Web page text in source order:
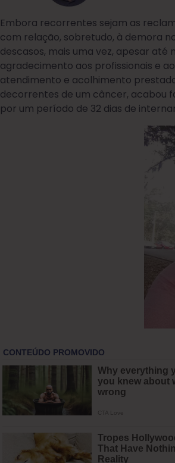
Embora recorrentes sejam as
com relação, sobretudo, à demora
descasos, mais uma vez, apesar
agradecimento aos profissionais e
atendimento e acolhimento
decorrentes de um câncer, acabou
por um período de 32 dias de